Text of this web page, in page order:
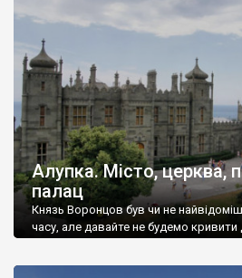
Алупка. Місто, церква,
палац
Князь Воронцов був чи не
часу, але давайте не будемо